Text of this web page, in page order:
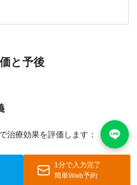
と予後
治療効果を評価します：
ての可視病変の消失
1分で入力完了
簡単Web予約